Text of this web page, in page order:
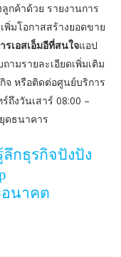
กค้าด้วย รายงานการ
พิ่มโอกาสสร้างยอดขาย
รเอสเอ็มอีที่สนใจแอป
ามรายละเอียดเพิ่มเติม
จ หรือติดต่อศูนย์บริการ
ถึงวันเสาร์ 08:00 –
ดธนาคาร
ลึกธุรกิจปังปัง
อนาคต